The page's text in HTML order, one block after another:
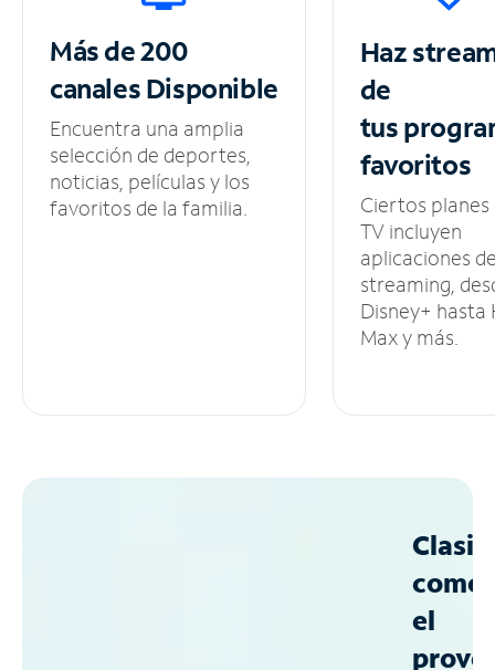
Más de 200
canalesDisponible
Encuentra una amplia
selección de deportes,
noticias, películas y los
favoritos de la familia.
Haz
de
tus
favoritos
Ciertos planes
TV incluyen
aplicaciones
streaming,
Disney+ hasta
Max y más.
como
el